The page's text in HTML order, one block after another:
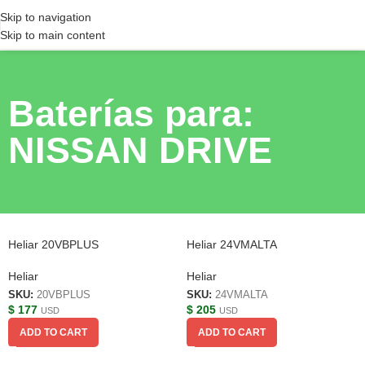
Skip to navigation
Skip to main content
Baterías para:
NISSAN DRIVE
Heliar 20VBPLUS
Heliar
SKU: 20VBPLUS
$ 177 USD
ADD TO CART
Heliar 24VMALTA
Heliar
SKU: 24VMALTA
$ 205 USD
ADD TO CART